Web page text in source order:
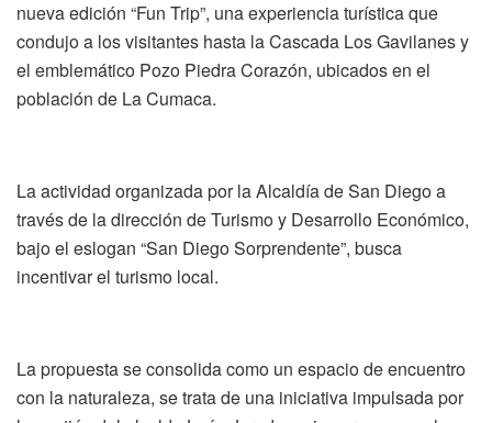
nueva edición “Fun Trip”, una experiencia turística que
condujo a los visitantes hasta la Cascada Los Gavilanes y
el emblemático Pozo Piedra Corazón, ubicados en el
población de La Cumaca.
La actividad organizada por la Alcaldía de San Diego a
través de la dirección de Turismo y Desarrollo Económico,
bajo el eslogan “San Diego Sorprendente”, busca
incentivar el turismo local.
La propuesta se consolida como un espacio de encuentro
con la naturaleza, se trata de una iniciativa impulsada por